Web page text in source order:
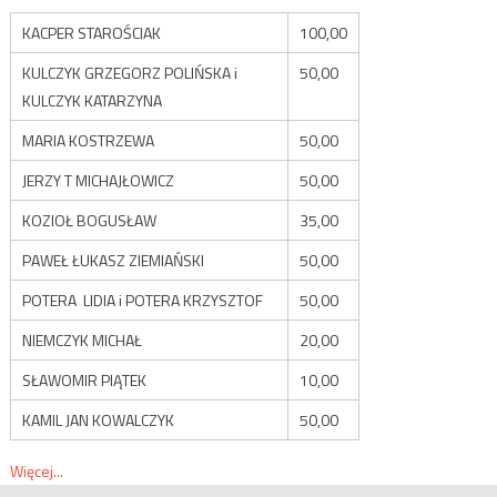
KACPER STAROŚCIAK
100,00
KULCZYK GRZEGORZ POLIŃSKA i
KULCZYK KATARZYNA
50,00
MARIA KOSTRZEWA
50,00
JERZY T MICHAJŁOWICZ
50,00
KOZIOŁ BOGUSŁAW
35,00
PAWEŁ ŁUKASZ ZIEMIAŃSKI
50,00
POTERA LIDIA i POTERA KRZYSZTOF
50,00
NIEMCZYK MICHAŁ
20,00
SŁAWOMIR PIĄTEK
10,00
KAMIL JAN KOWALCZYK
50,00
Więcej...